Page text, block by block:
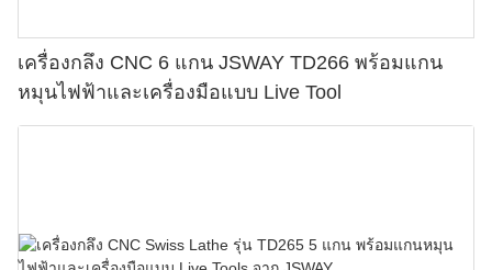
เครื่องกลึง CNC 6 แกน JSWAY TD266 พร้อมแกน
หมุนไฟฟ้าและเครื่องมือแบบ Live Tool